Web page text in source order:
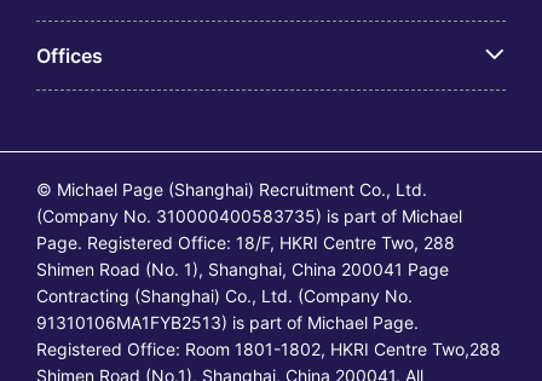
Offices
© Michael Page (Shanghai) Recruitment Co., Ltd.
(Company No. 310000400583735) is part of Michael
Page. Registered Office: 18/F, HKRI Centre Two, 288
Shimen Road (No. 1), Shanghai, China 200041 Page
Contracting (Shanghai) Co., Ltd. (Company No.
91310106MA1FYB2513) is part of Michael Page.
Registered Office: Room 1801-1802, HKRI Centre Two,288
Shimen Road (No.1), Shanghai, China 200041. All